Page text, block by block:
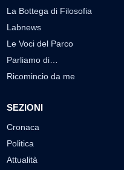
La Bottega di Filosofia
Labnews
Le Voci del Parco
Parliamo di…
Ricomincio da me
SEZIONI
Cronaca
Politica
Attualità